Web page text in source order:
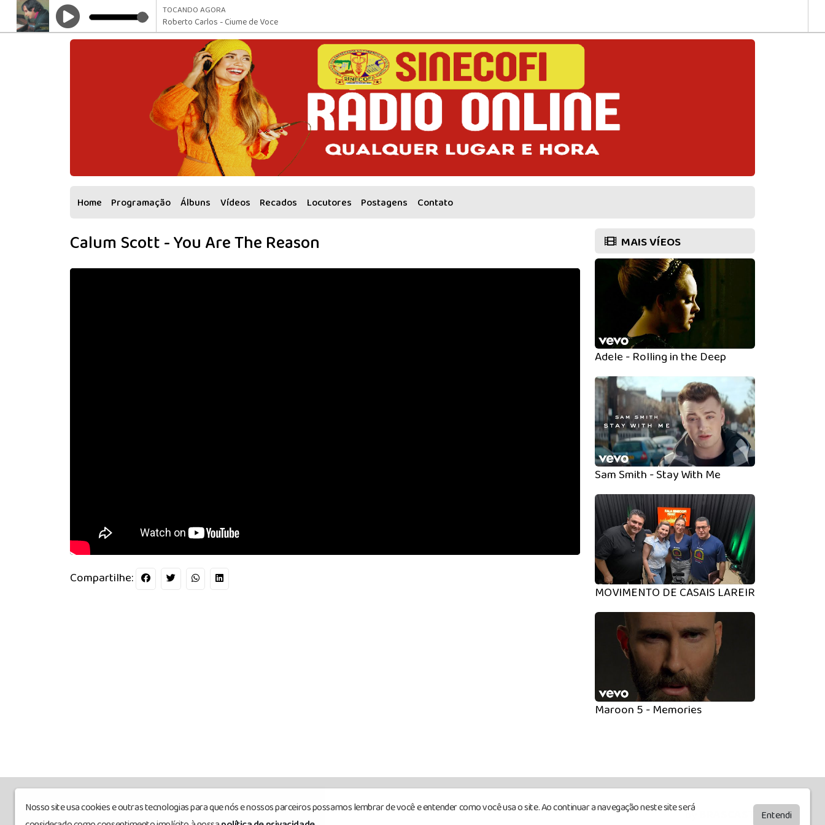
TOCANDO AGORA
Roberto Carlos - Ciume de Voce
Home Programação Álbuns Vídeos Recados Locutores Postagens Contato
Calum Scott - You Are The Reason
Compartilhe:
MAIS VÍEOS
Adele - Rolling in the Deep
Sam Smith - Stay With Me
MOVIMENTO DE CASAIS LAREIRA - FALA
Maroon 5 - Memories
Nosso site usa cookies e outras tecnologias para que nós e nossos parceiros possamos lembrar de você e entender como você usa o site. Ao continuar a navegação neste site será
Entendi
sinecofi© Todos os direitos reservados. by